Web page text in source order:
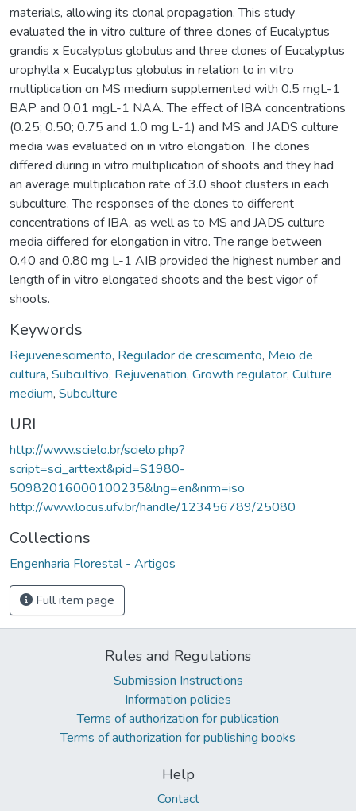
materials, allowing its clonal propagation. This study
evaluated the in vitro culture of three clones of Eucalyptus
grandis x Eucalyptus globulus and three clones of Eucalyptus
urophylla x Eucalyptus globulus in relation to in vitro
multiplication on MS medium supplemented with 0.5 mgL-1
BAP and 0,01 mgL-1 NAA. The effect of IBA concentrations
(0.25; 0.50; 0.75 and 1.0 mg L-1) and MS and JADS culture
media was evaluated on in vitro elongation. The clones
differed during in vitro multiplication of shoots and they had
an average multiplication rate of 3.0 shoot clusters in each
subculture. The responses of the clones to different
concentrations of IBA, as well as to MS and JADS culture
media differed for elongation in vitro. The range between
0.40 and 0.80 mg L-1 AIB provided the highest number and
length of in vitro elongated shoots and the best vigor of
shoots.
Keywords
Rejuvenescimento, Regulador de crescimento, Meio de
cultura, Subcultivo, Rejuvenation, Growth regulator, Culture
medium, Subculture
URI
http://www.scielo.br/scielo.php?
script=sci_arttext&pid=S1980-
50982016000100235&lng=en&nrm=iso
http://www.locus.ufv.br/handle/123456789/25080
Collections
Engenharia Florestal - Artigos
Full item page
Rules and Regulations
Submission Instructions
Information policies
Terms of authorization for publication
Terms of authorization for publishing books
Help
Contact